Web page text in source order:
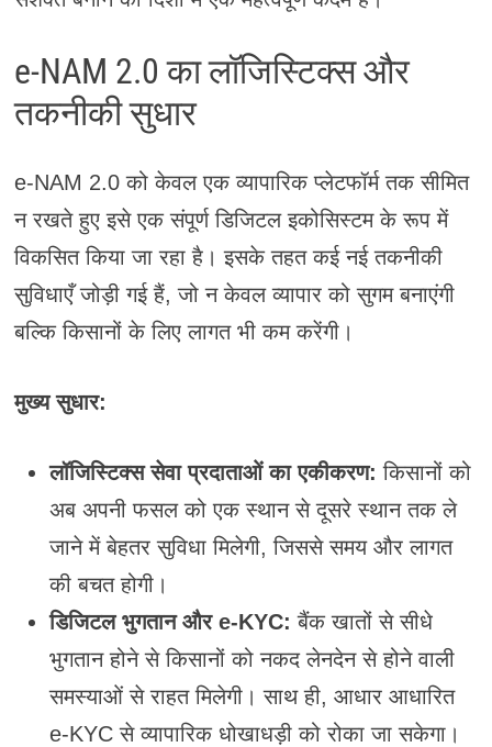
e-NAM 2.0 का लॉजिस्टिक्स और
तकनीकी सुधार
e-NAM 2.0 को केवल एक व्यापारिक प्लेटफॉर्म तक सीमित
न रखते हुए इसे एक संपूर्ण डिजिटल इकोसिस्टम के रूप में
विकसित किया जा रहा है। इसके तहत कई नई तकनीकी
सुविधाएँ जोड़ी गई हैं, जो न केवल व्यापार को सुगम बनाएंगी
बल्कि किसानों के लिए लागत भी कम करेंगी।
मुख्य सुधार:
लॉजिस्टिक्स सेवा प्रदाताओं का एकीकरण: किसानों को
अब अपनी फसल को एक स्थान से दूसरे स्थान तक ले
जाने में बेहतर सुविधा मिलेगी, जिससे समय और लागत
की बचत होगी।
डिजिटल भुगतान और e-KYC: बैंक खातों से सीधे
भुगतान होने से किसानों को नकद लेनदेन से होने वाली
समस्याओं से राहत मिलेगी। साथ ही, आधार आधारित
e-KYC से व्यापारिक धोखाधड़ी को रोका जा सकेगा।